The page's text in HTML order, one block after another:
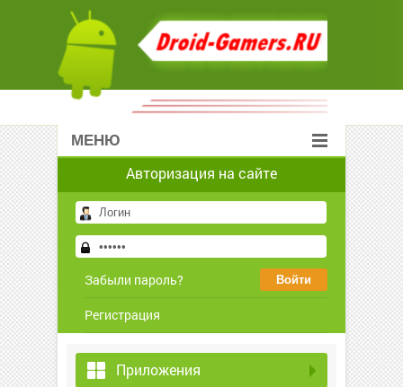
МЕНЮ
Авторизация на сайте
Забыли пароль?
Регистрация
Приложения